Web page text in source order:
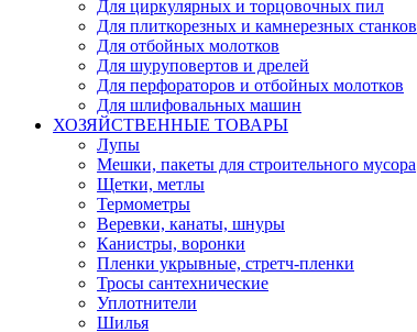
Для циркулярных и торцовочных пил
Для плиткорезных и камнерезных станков
Для отбойных молотков
Для шуруповертов и дрелей
Для перфораторов и отбойных молотков
Для шлифовальных машин
ХОЗЯЙСТВЕННЫЕ ТОВАРЫ
Лупы
Мешки, пакеты для строительного мусора
Щетки, метлы
Термометры
Веревки, канаты, шнуры
Канистры, воронки
Пленки укрывные, стретч-пленки
Тросы сантехнические
Уплотнители
Шилья